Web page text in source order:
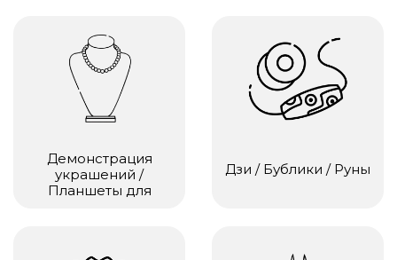
Демонстрация
украшений /
Планшеты для
Дзи / Бублики / Руны